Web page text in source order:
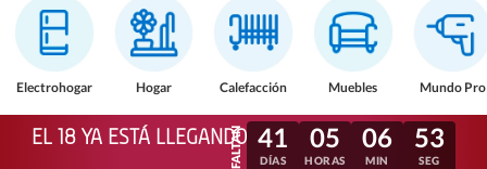
Electrohogar Hogar Calefacción Muebles Mundo Pro
EL 18 YA ESTÁ LLEGANDO 41
DÍAS
05
HORAS
06
MIN
50
SEG